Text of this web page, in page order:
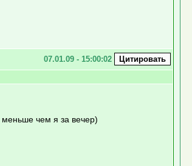
07.01.09 - 15:00:02
меньше чем я за вечер)